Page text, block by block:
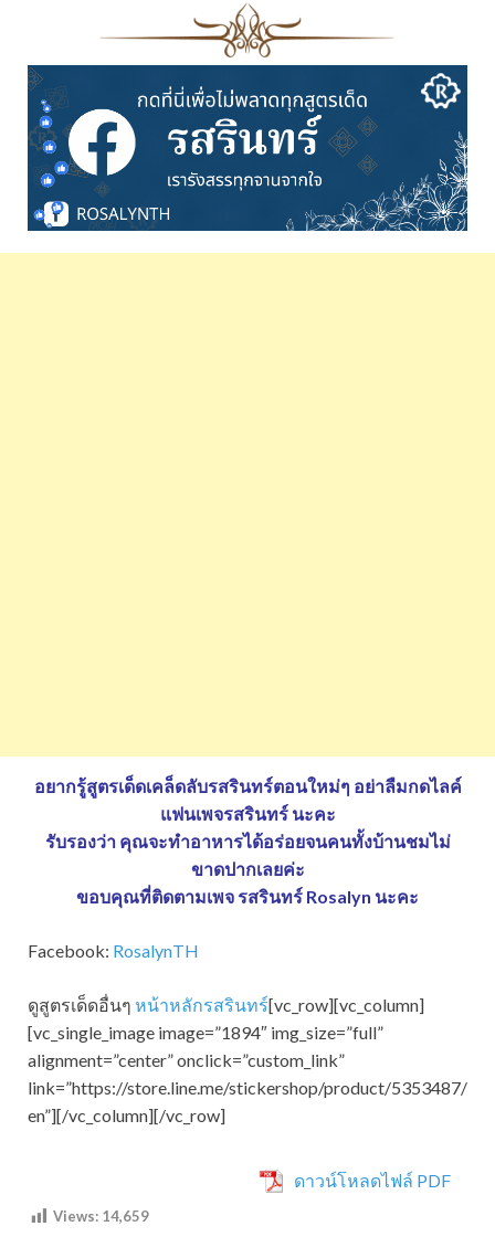
อยากรู้สูตรเด็ดเคล็ดลับรสรินทร์ตอนใหม่ๆ อย่าลืมกดไลค์
แฟนเพจรสรินทร์ นะคะ
รับรองว่า คุณจะทำอาหารได้อร่อยจนคนทั้งบ้านชมไม่
ขาดปากเลยค่ะ
ขอบคุณที่ติดตามเพจ รสรินทร์ Rosalyn นะคะ
Facebook: RosalynTH
ดูสูตรเด็ดอื่นๆ หน้าหลักรสรินทร์[vc_row][vc_column]
[vc_single_image image=”1894″ img_size=”full”
alignment=”center” onclick=”custom_link”
link=”https://store.line.me/stickershop/product/5353487/
en”][/vc_column][/vc_row]
ดาวน์โหลดไฟล์ PDF
Views: 14,659